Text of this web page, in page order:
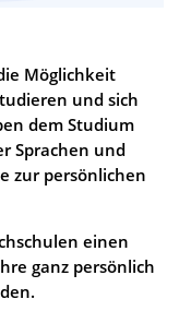
Möglichkeit
und sich
dem Studium
Sprachen und
zur persönlichen
einen
ganz persönlich